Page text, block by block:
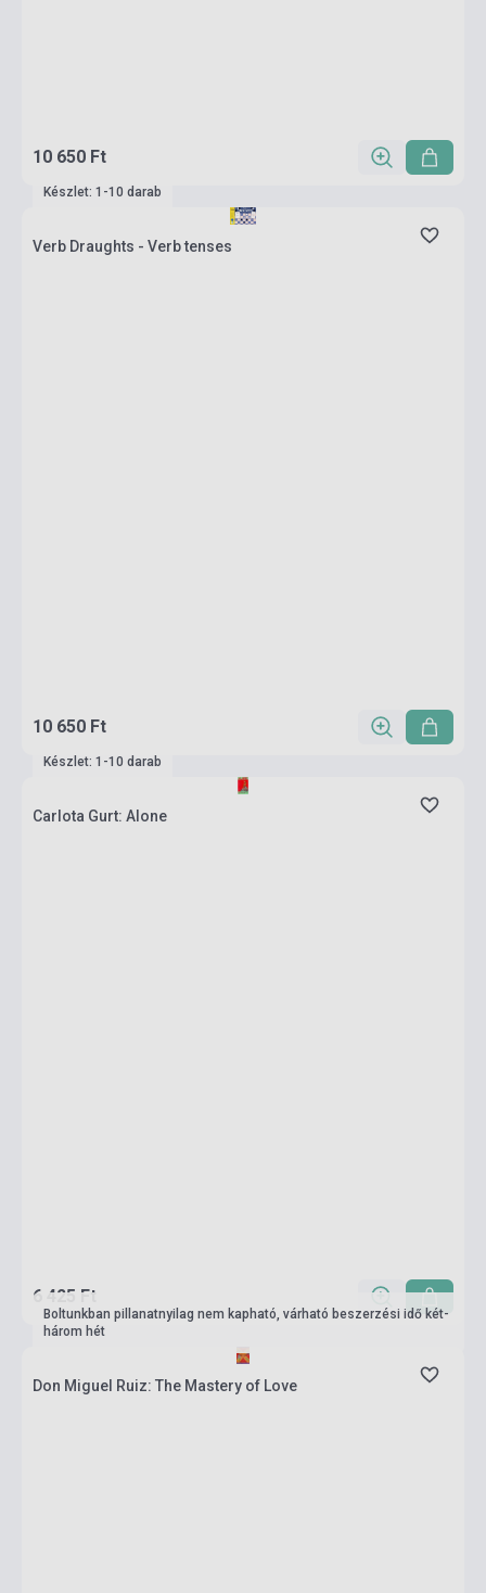
10 650 Ft
Készlet: 1-10 darab
Verb Draughts - Verb tenses
10 650 Ft
Készlet: 1-10 darab
Carlota Gurt: Alone
6 425 Ft
Boltunkban pillanatnyilag nem kapható, várható beszerzési idő két-
három hét
Don Miguel Ruiz: The Mastery of Love